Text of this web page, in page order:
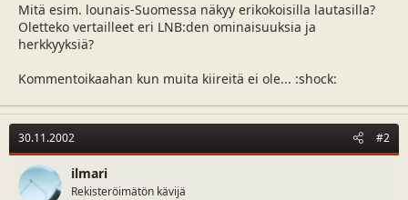
Mitä esim. lounais-Suomessa näkyy erikokoisilla lautasilla?
Oletteko vertailleet eri LNB:den ominaisuuksia ja
herkkyyksiä?
Kommentoikaahan kun muita kiireitä ei ole... :shock:
30.11.2002 #2
ilmari
Rekisteröimätön kävijä